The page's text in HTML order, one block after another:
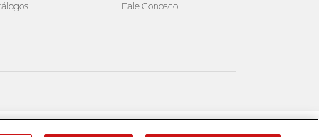
Fale Conosco